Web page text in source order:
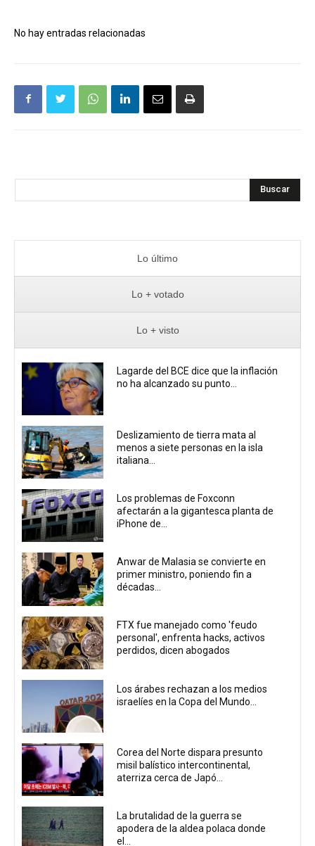
No hay entradas relacionadas
Buscar
Lo último
Lo + votado
Lo + visto
Lagarde del BCE dice que la inflación
no ha alcanzado su punto...
Deslizamiento de tierra mata al
menos a siete personas en la isla
italiana...
Los problemas de Foxconn
afectarán a la gigantesca planta de
iPhone de...
Anwar de Malasia se convierte en
primer ministro, poniendo fin a
décadas...
FTX fue manejado como 'feudo
personal', enfrenta hacks, activos
perdidos, dicen abogados
Los árabes rechazan a los medios
israelíes en la Copa del Mundo...
Corea del Norte dispara presunto
misil balístico intercontinental,
aterriza cerca de Japó...
La brutalidad de la guerra se
apodera de la aldea polaca donde
el...